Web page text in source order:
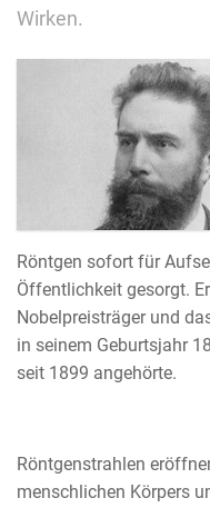
Wirken.
Röntgen sofort für
Öffentlichkeit gesorgt.
Nobelpreisträger und
in seinem Geburtsjahr
seit 1899 angehörte.
Röntgenstrahlen
menschlichen Körpers